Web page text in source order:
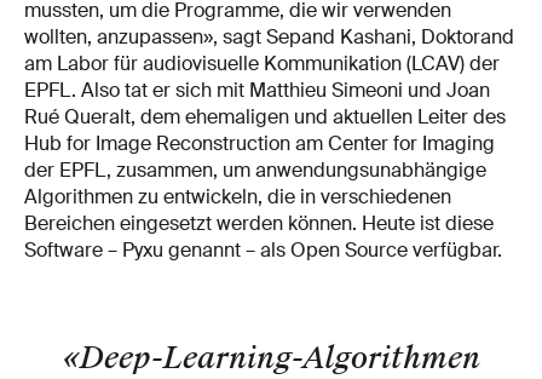
mussten, um die Programme, die wir verwenden
wollten, anzupassen», sagt Sepand Kashani, Doktorand
am Labor für audiovisuelle Kommunikation (LCAV) der
EPFL. Also tat er sich mit Matthieu Simeoni und Joan
Rué Queralt, dem ehemaligen und aktuellen Leiter des
Hub for Image Reconstruction am Center for Imaging
der EPFL, zusammen, um anwendungsunabhängige
Algorithmen zu entwickeln, die in verschiedenen
Bereichen eingesetzt werden können. Heute ist diese
Software – Pyxu genannt – als Open Source verfügbar.
«Deep-Learning-Algorithmen